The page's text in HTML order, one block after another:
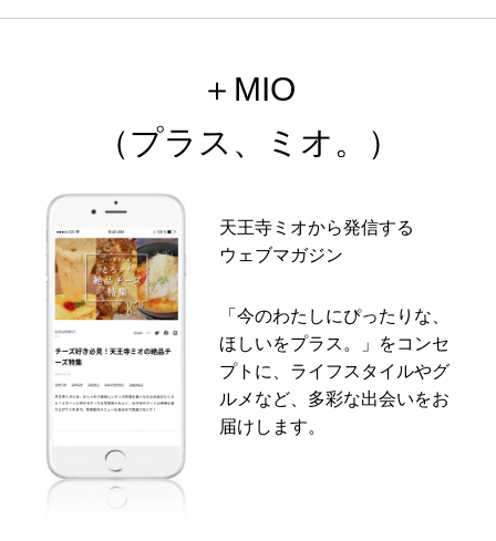
＋MIO
（プラス、ミオ。）
天王寺ミオから発信する
ウェブマガジン
「今のわたしにぴったりな、
ほしいをプラス。」をコンセ
プトに、ライフスタイルやグ
ルメなど、多彩な出会いをお
届けします。